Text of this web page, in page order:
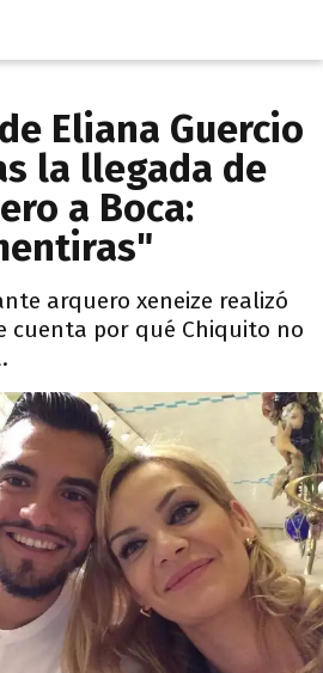
Eliana Guercio
la llegada de
a Boca:
arquero xeneize realizó
cuenta por qué Chiquito no